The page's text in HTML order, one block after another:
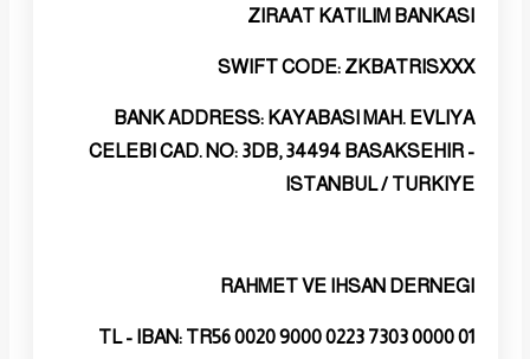
ZIRAAT KATILIM BANKASI
SWIFT CODE: ZKBATRISXXX
BANK ADDRESS: KAYABASI MAH. EVLIYA
CELEBI CAD. NO: 3DB, 34494 BASAKSEHIR -
ISTANBUL / TURKIYE
RAHMET VE IHSAN DERNEGI
TL - IBAN: TR56 0020 9000 0223 7303 0000 01